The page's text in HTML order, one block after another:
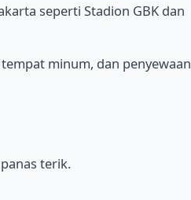
seperti Stadion GBK dan
minum, dan penyewaan
terik.